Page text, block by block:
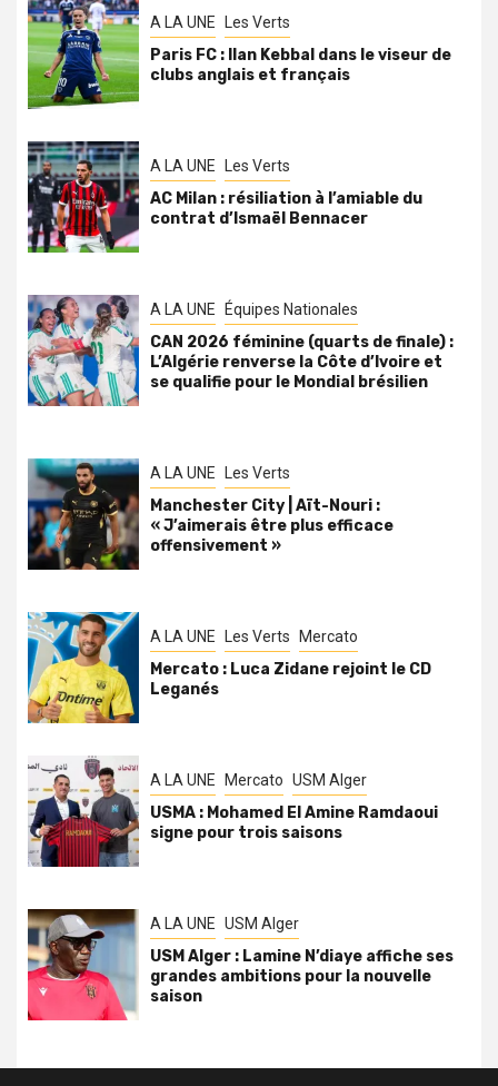
A LA UNE Les Verts
Paris FC : Ilan Kebbal dans le viseur de
clubs anglais et français
A LA UNE Les Verts
AC Milan : résiliation à l’amiable du
contrat d’Ismaël Bennacer
A LA UNE Équipes Nationales
CAN 2026 féminine (quarts de finale) :
L’Algérie renverse la Côte d’Ivoire et
se qualifie pour le Mondial brésilien
A LA UNE Les Verts
Manchester City | Aït-Nouri :
« J’aimerais être plus efficace
offensivement »
A LA UNE Les Verts Mercato
Mercato : Luca Zidane rejoint le CD
Leganés
A LA UNE Mercato USM Alger
USMA : Mohamed El Amine Ramdaoui
signe pour trois saisons
A LA UNE USM Alger
USM Alger : Lamine N’diaye affiche ses
grandes ambitions pour la nouvelle
saison